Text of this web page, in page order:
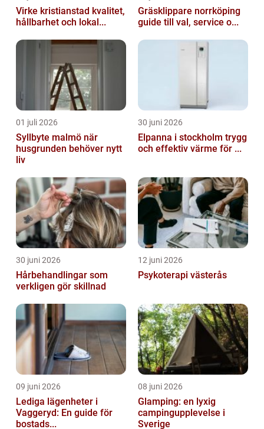
Virke kristianstad kvalitet,
hållbarhet och lokal...
Gräsklippare norrköping
guide till val, service o...
01 juli 2026
Syllbyte malmö när
husgrunden behöver nytt
liv
30 juni 2026
Elpanna i stockholm trygg
och effektiv värme för ...
30 juni 2026
Hårbehandlingar som
verkligen gör skillnad
12 juni 2026
Psykoterapi västerås
09 juni 2026
Lediga lägenheter i
Vaggeryd: En guide för
bostads...
08 juni 2026
Glamping: en lyxig
campingupplevelse i
Sverige